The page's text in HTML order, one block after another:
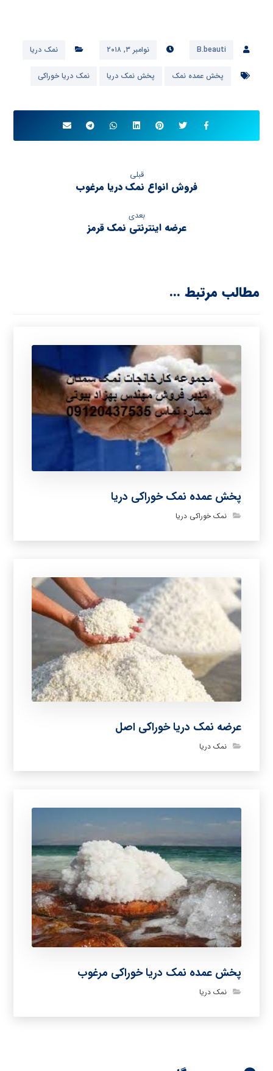
B.beauti نوامبر ۳, ۲۰۱۸ نمک دریا
پخش عمده نمک پخش نمک دریا نمک دریا خوراکی
قبلی
فروش انواع نمک دریا مرغوب
بعدی
عرضه اینترنتی نمک قرمز
مطالب مرتبط ...
پخش عمده نمک خوراکی دریا
نمک خوراکی دریا
عرضه نمک دریا خوراکی اصل
نمک دریا
پخش عمده نمک دریا خوراکی مرغوب
نمک دریا